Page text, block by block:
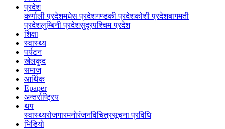
प्रदेश
कर्णाली प्रदेशमधेस प्रदेशगण्डकी प्रदेशकोशी प्रदेशबागमती
प्रदेशलुम्बिनी प्रदेशसुदूरपश्चिम प्रदेश
शिक्षा
स्वास्थ्य
पर्यटन
खेलकुद
समाज
आर्थिक
Epaper
अन्तर्राष्ट्रिय
थप
स्वास्थ्यरोजगारमनोरंजनविचित्रसूचना प्रविधि
भिडियो